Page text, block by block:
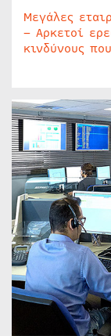
Μεγάλες
– Αρκετοί
κινδύνους